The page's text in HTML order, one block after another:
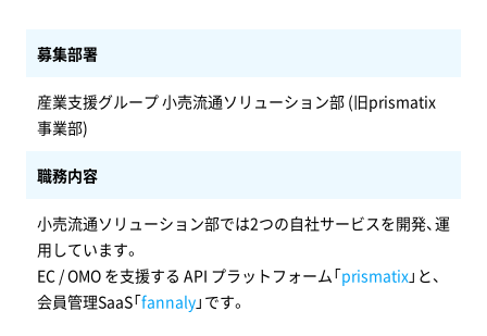
募集部署
産業支援グループ 小売流通ソリューション部 (旧prismatix
事業部)
職務内容
小売流通ソリューション部では2つの自社サービスを開発、運
用しています。
EC / OMO を支援する API プラットフォーム「prismatix」と、
会員管理SaaS「fannaly」です。